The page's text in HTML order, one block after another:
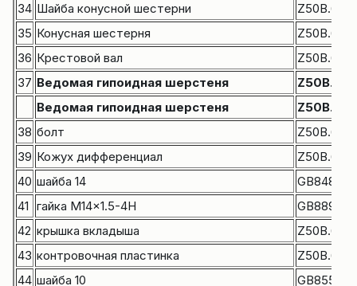
34 Шайба конусной шестерни
Z50B.6.1-11
35 Конусная шестерня
Z50B.6.1-
36 Крестовой вал
Z50B.6.1-
37 Ведомая гипоидная шерстеня
Ведомая гипоидная шерстеня
Z50B.8.1-
38 болт
Z50B.6.1-
39 Кожух дифференциал
Z50B.6.1-8
40 шайба 14
GB848-85
41 гайка M14x1.5-4H
GB889-86
42 крышка вкладыша
Z50B.6.1-
43 контровочная пластинка
Z50B.6.1-6
44 шайба 10
GB855-88